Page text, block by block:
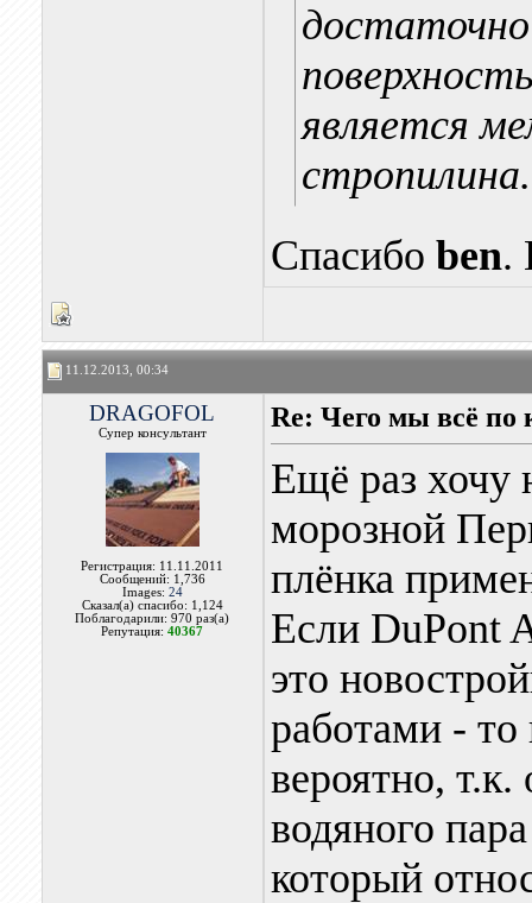
достаточно
является
стропилина.
Спасибо ben.
11.12.2013, 00:34
DRAGOFOL
Супер консультант
Регистрация: 11.11.2011
Сообщений: 1,736
Images: 24
Сказал(а) спасибо: 1,124
Поблагодарили: 970 раз(а)
Репутация:40367
Re: Чего мы всё по
Ещё раз хочу
морозной
плёнка
Если DuPont
это
работами - то
вероятно,
водяного
который